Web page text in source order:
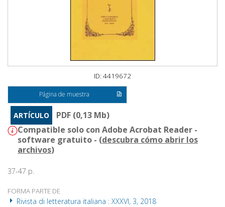
ID: 4419672
Página de muestra
ARTÍCULO
PDF (0,13 Mb)
Compatible solo con Adobe Acrobat Reader -
software gratuito - (descubra cómo abrir los
archivos)
37-47 p.
FORMA PARTE DE
Rivista di letteratura italiana : XXXVI, 3, 2018